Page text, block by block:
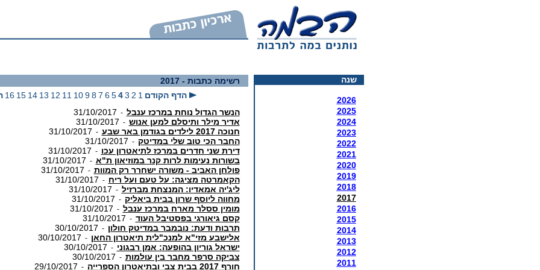
שנה
2026
2025
2024
2023
2022
2021
2020
2019
2018
2017
2016
2015
2014
2013
2012
2011
רשימה כתבות - 2017
הדף הקודם 1
2
3
4
5
6
7
8
9
10
11
12
13
14
15
16
הנשר הגדול נוחת במרכז ענבל -
31/10/2017
אדיר מילר ותיסלם למען אנוש -
31/10/2017
חנוכה 2017 לילדים בגודמן באר שבע
-
31/10/2017
החבר הכי טוב שלי במדיטק -
31/10/2017
דירת שני חדרים במרכז לתיאטרון עכו -
31/10/2017
בשורות נעימות לרות קנר במוזיאון ת"א -
31/10/2017
פולחן האביב - משורה ישחרר רק המוות -
31/10/2017
הקאמרטה מציגה: על טעם ועל ריח -
31/10/2017
ליג'יה אמאדיו: המנצחת מברזיל -
31/10/2017
מחווה ליוסף שרון בבית ביאליק -
31/10/2017
מומין ססלר מארח במרכז ענבל -
31/10/2017
קסם גיאורגי בפסטיבל העוד -
31/10/2017
תרבות ודעת: נובמבר במדיטק חולון -
30/10/2017
אלישבע מזי"א למנכ"לית תיאטרון החאן -
30/10/2017
ישראל גוריון בהופעה: אמן רבגוני -
30/10/2017
צביקה סרפר מחבר בין עולמות -
30/10/2017
חורף 2017 בבית צבי ובתיאטרון הספרייה
-
29/10/2017